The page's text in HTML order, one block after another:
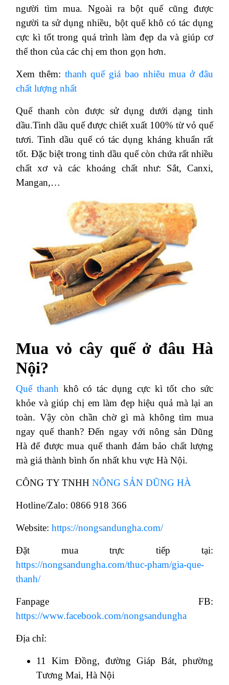
người tìm mua. Ngoài ra bột quế cũng được
người ta sử dụng nhiều, bột quế khô có tác dụng
cực kì tốt trong quá trình làm đẹp da và giúp cơ
thể thon của các chị em thon gọn hơn.
Xem thêm: thanh quế giá bao nhiêu mua ở đâu
chất lượng nhất
Quế thanh còn được sử dụng dưới dạng tinh
dầu.Tinh dầu quế được chiết xuất 100% từ vỏ quế
tươi. Tinh dầu quế có tác dụng kháng khuẩn rất
tốt. Đặc biệt trong tinh dầu quế còn chứa rất nhiều
chất xơ và các khoáng chất như: Sắt, Canxi,
Mangan,…
Mua vỏ cây quế ở đâu Hà
Nội?
Quế thanhkhô có tác dụng cực kì tốt cho sức
khỏe và giúp chị em làm đẹp hiệu quả mà lại an
toàn. Vậy còn chần chờ gì mà không tìm mua
ngay quế thanh? Đến ngay với nông sản Dũng
Hà để được mua quế thanh đảm bảo chất lượng
mà giá thành bình ổn nhất khu vực Hà Nội.
CÔNG TY TNHH NÔNG SẢN DŨNG HÀ
Hotline/Zalo: 0866 918 366
Website: https://nongsandungha.com/
Đặt mua trực tiếp tại:
https://nongsandungha.com/thuc-pham/gia-que-
thanh/
Fanpage FB:
https://www.facebook.com/nongsandungha
Địa chỉ:
11 Kim Đồng, đường Giáp Bát, phường
Tương Mai, Hà Nội